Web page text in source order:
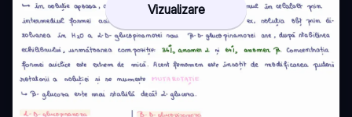
Vizualizare